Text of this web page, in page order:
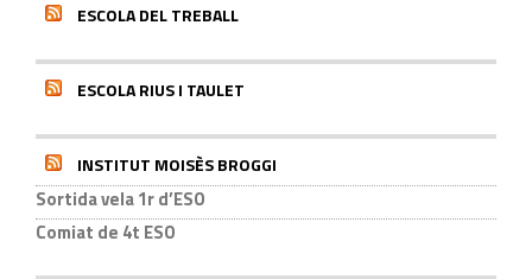
ESCOLA DEL TREBALL
ESCOLA RIUS I TAULET
INSTITUT MOISÈS BROGGI
Sortida vela 1r d’ESO
Comiat de 4t ESO